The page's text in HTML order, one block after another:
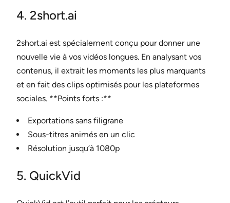
4. 2short.ai
2short.ai est spécialement conçu pour donner une
nouvelle vie à vos vidéos longues. En analysant vos
contenus, il extrait les moments les plus marquants
et en fait des clips optimisés pour les plateformes
sociales. **Points forts :**
Exportations sans filigrane
Sous-titres animés en un clic
Résolution jusqu’à 1080p
5. QuickVid